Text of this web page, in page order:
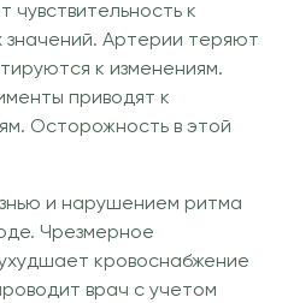
чувствительность к
значений. Артерии теряют
к изменениям.
приводят к
Осторожность в этой
и нарушением ритма
Чрезмерное
кровоснабжение
врач с учетом